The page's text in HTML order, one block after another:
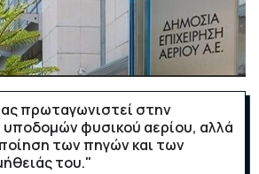
πρωταγωνιστεί στην
φυσικού αερίου, αλλά
των πηγών και των
του."